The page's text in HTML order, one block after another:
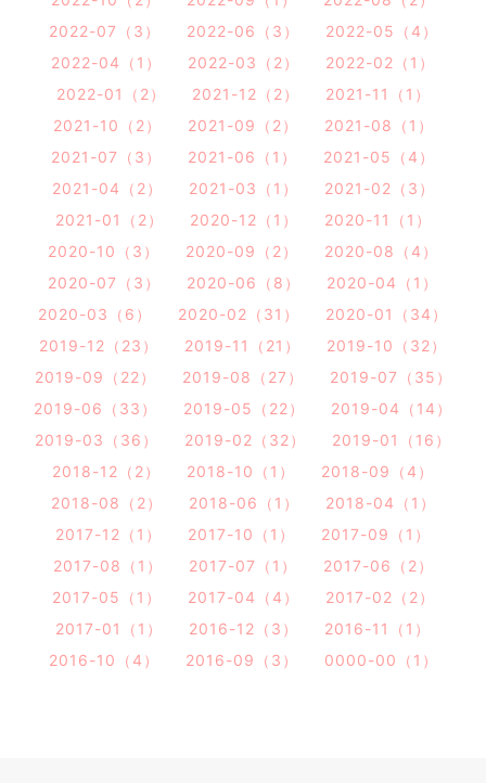
2022-07（3）
2022-06（3）
2022-05（4）
2022-04（1）
2022-03（2）
2022-02（1）
2022-01（2）
2021-12（2）
2021-11（1）
2021-10（2）
2021-09（2）
2021-08（1）
2021-07（3）
2021-06（1）
2021-05（4）
2021-04（2）
2021-03（1）
2021-02（3）
2021-01（2）
2020-12（1）
2020-11（1）
2020-10（3）
2020-09（2）
2020-08（4）
2020-07（3）
2020-06（8）
2020-04（1）
2020-03（6）
2020-02（31）
2020-01（34）
2019-12（23）
2019-11（21）
2019-10（32）
2019-09（22）
2019-08（27）
2019-07（35）
2019-06（33）
2019-05（22）
2019-04（14）
2019-03（36）
2019-02（32）
2019-01（16）
2018-12（2）
2018-10（1）
2018-09（4）
2018-08（2）
2018-06（1）
2018-04（1）
2017-12（1）
2017-10（1）
2017-09（1）
2017-08（1）
2017-07（1）
2017-06（2）
2017-05（1）
2017-04（4）
2017-02（2）
2017-01（1）
2016-12（3）
2016-11（1）
2016-10（4）
2016-09（3） 0000-00（1）